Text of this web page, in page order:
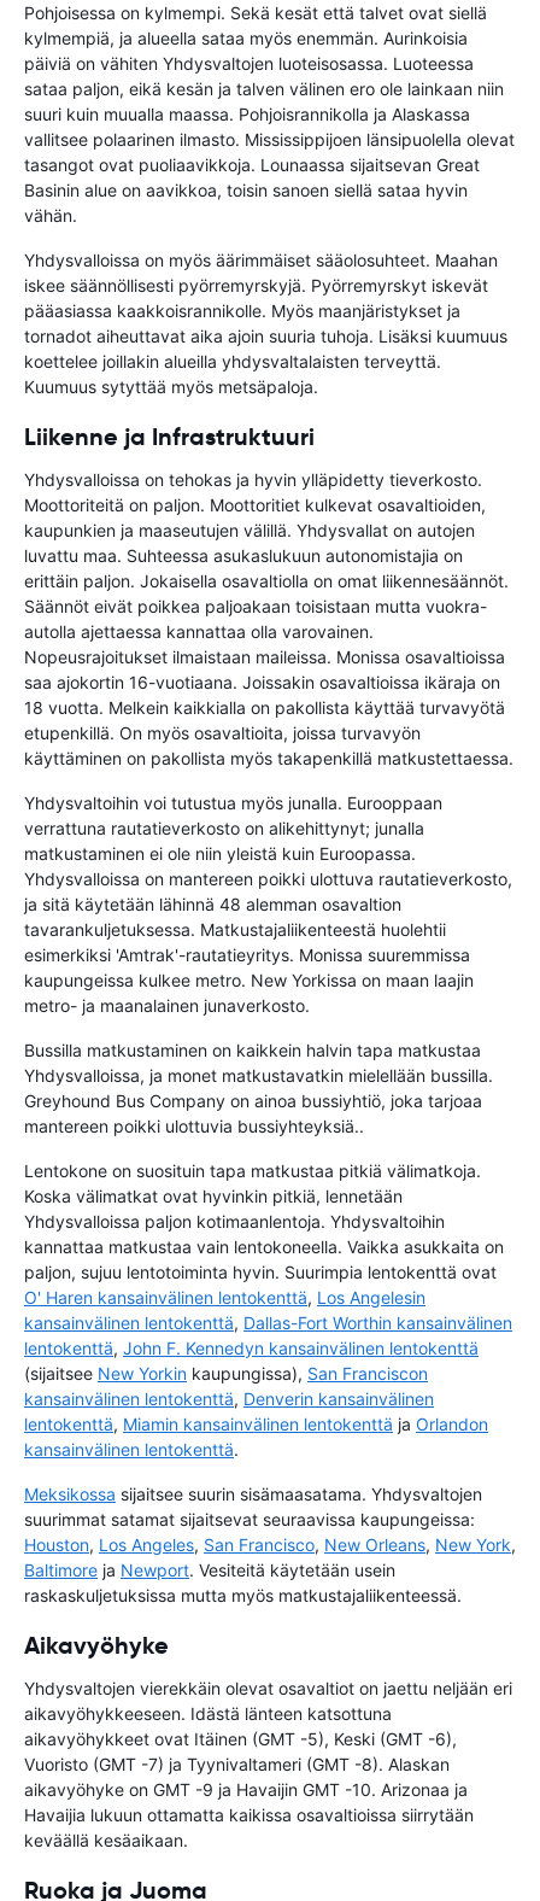
Pohjoisessa on kylmempi. Sekä kesät että talvet ovat siellä
kylmempiä, ja alueella sataa myös enemmän. Aurinkoisia
päiviä on vähiten Yhdysvaltojen luoteisosassa. Luoteessa
sataa paljon, eikä kesän ja talven välinen ero ole lainkaan niin
suuri kuin muualla maassa. Pohjoisrannikolla ja Alaskassa
vallitsee polaarinen ilmasto. Mississippijoen länsipuolella olevat
tasangot ovat puoliaavikkoja. Lounaassa sijaitsevan Great
Basinin alue on aavikkoa, toisin sanoen siellä sataa hyvin
vähän.
Yhdysvalloissa on myös äärimmäiset sääolosuhteet. Maahan
iskee säännöllisesti pyörremyrskyjä. Pyörremyrskyt iskevät
pääasiassa kaakkoisrannikolle. Myös maanjäristykset ja
tornadot aiheuttavat aika ajoin suuria tuhoja. Lisäksi kuumuus
koettelee joillakin alueilla yhdysvaltalaisten terveyttä.
Kuumuus sytyttää myös metsäpaloja.
Liikenne ja Infrastruktuuri
Yhdysvalloissa on tehokas ja hyvin ylläpidetty tieverkosto.
Moottoriteitä on paljon. Moottoritiet kulkevat osavaltioiden,
kaupunkien ja maaseutujen välillä. Yhdysvallat on autojen
luvattu maa. Suhteessa asukaslukuun autonomistajia on
erittäin paljon. Jokaisella osavaltiolla on omat liikennesäännöt.
Säännöt eivät poikkea paljoakaan toisistaan mutta vuokra-
autolla ajettaessa kannattaa olla varovainen.
Nopeusrajoitukset ilmaistaan maileissa. Monissa osavaltioissa
saa ajokortin 16-vuotiaana. Joissakin osavaltioissa ikäraja on
18 vuotta. Melkein kaikkialla on pakollista käyttää turvavyötä
etupenkillä. On myös osavaltioita, joissa turvavyön
käyttäminen on pakollista myös takapenkillä matkustettaessa.
Yhdysvaltoihin voi tutustua myös junalla. Eurooppaan
verrattuna rautatieverkosto on alikehittynyt; junalla
matkustaminen ei ole niin yleistä kuin Euroopassa.
Yhdysvalloissa on mantereen poikki ulottuva rautatieverkosto,
ja sitä käytetään lähinnä 48 alemman osavaltion
tavarankuljetuksessa. Matkustajaliikenteestä huolehtii
esimerkiksi 'Amtrak'-rautatieyritys. Monissa suuremmissa
kaupungeissa kulkee metro. New Yorkissa on maan laajin
metro- ja maanalainen junaverkosto.
Bussilla matkustaminen on kaikkein halvin tapa matkustaa
Yhdysvalloissa, ja monet matkustavatkin mielellään bussilla.
Greyhound Bus Company on ainoa bussiyhtiö, joka tarjoaa
mantereen poikki ulottuvia bussiyhteyksiä..
Lentokone on suosituin tapa matkustaa pitkiä välimatkoja.
Koska välimatkat ovat hyvinkin pitkiä, lennetään
Yhdysvalloissa paljon kotimaanlentoja. Yhdysvaltoihin
kannattaa matkustaa vain lentokoneella. Vaikka asukkaita on
paljon, sujuu lentotoiminta hyvin. Suurimpia lentokenttä ovat
O' Haren kansainvälinen lentokenttä, Los Angelesin
kansainvälinen lentokenttä, Dallas-Fort Worthin kansainvälinen
lentokenttä, John F. Kennedyn kansainvälinen lentokenttä
(sijaitsee New Yorkin kaupungissa), San Franciscon
kansainvälinen lentokenttä, Denverin kansainvälinen
lentokenttä, Miamin kansainvälinen lentokenttä ja Orlandon
kansainvälinen lentokenttä.
Meksikossa sijaitsee suurin sisämaasatama. Yhdysvaltojen
suurimmat satamat sijaitsevat seuraavissa kaupungeissa:
Houston, Los Angeles, San Francisco, New Orleans, New York,
Baltimore ja Newport. Vesiteitä käytetään usein
raskaskuljetuksissa mutta myös matkustajaliikenteessä.
Aikavyöhyke
Yhdysvaltojen vierekkäin olevat osavaltiot on jaettu neljään eri
aikavyöhykkeeseen. Idästä länteen katsottuna
aikavyöhykkeet ovat Itäinen (GMT -5), Keski (GMT -6),
Vuoristo (GMT -7) ja Tyynivaltameri (GMT -8). Alaskan
aikavyöhyke on GMT -9 ja Havaijin GMT -10. Arizonaa ja
Havaijia lukuun ottamatta kaikissa osavaltioissa siirrytään
keväällä kesäaikaan.
Ruoka ja Juoma